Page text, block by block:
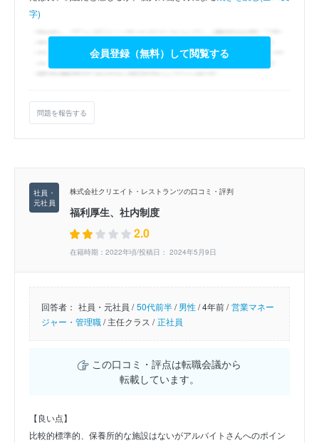
字)
会員登録（無料）して閲覧する
問題を報告する
株式会社クリエイト・レストランツの口コミ・評判
福利厚生、社内制度
2.0
在籍時期：2022年頃/投稿日： 2024年5月9日
回答者： 社員・元社員 / 50代前半/男性/4年前 / 営業マネー
ジャー・管理職/主任クラス / 正社員
この口コミ・評点は転職会議から
転載しています。
【良い点】
比較的標準的、保養所的な施設はないがアルバイトさんへのポイン